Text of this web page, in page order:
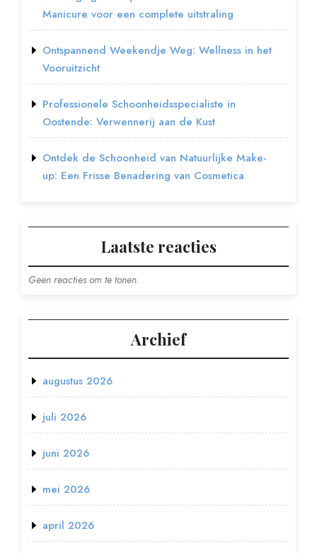
Manicure voor een complete uitstraling
Ontspannend Weekendje Weg: Wellness in het
Vooruitzicht
Professionele Schoonheidsspecialiste in
Oostende: Verwennerij aan de Kust
Ontdek de Schoonheid van Natuurlijke Make-
up: Een Frisse Benadering van Cosmetica
Laatste reacties
Geen reacties om te tonen.
Archief
augustus 2026
juli 2026
juni 2026
mei 2026
april 2026